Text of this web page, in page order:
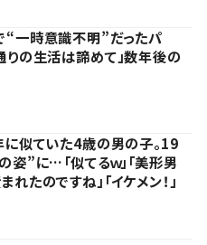
一時意識不明”だったパ
りの生活は諦めて」数年後の
に似ていた4歳の男の子。19
”に…「似てるｗ」「美形男
たのですね」「イケメン！」